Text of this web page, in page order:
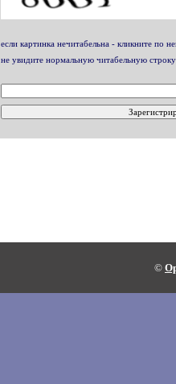
если картинка нечитабельна - кликните по
не увидите нормальную читабельную строку
©